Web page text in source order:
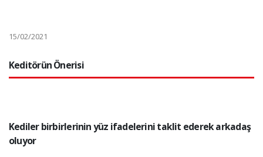
15/02/2021
Keditörün Önerisi
Kediler birbirlerinin yüz ifadelerini taklit ederek arkadaş
oluyor